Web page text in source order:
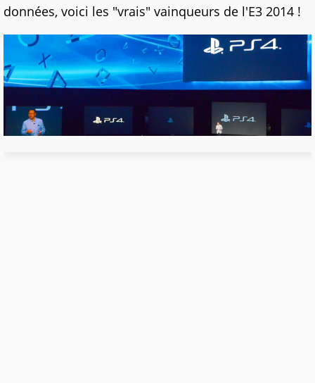
données, voici les "vrais" vainqueurs de l'E3 2014 !